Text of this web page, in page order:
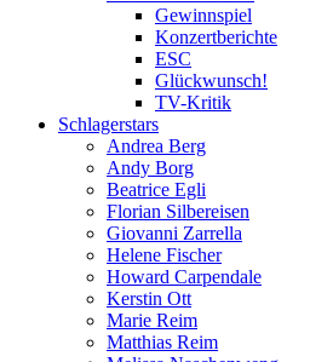
Gewinnspiel
Konzertberichte
ESC
Glückwunsch!
TV-Kritik
Schlagerstars
Andrea Berg
Andy Borg
Beatrice Egli
Florian Silbereisen
Giovanni Zarrella
Helene Fischer
Howard Carpendale
Kerstin Ott
Marie Reim
Matthias Reim